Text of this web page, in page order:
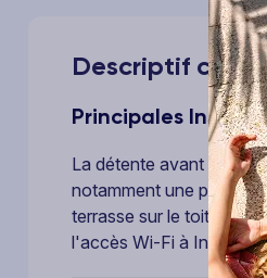
Descriptif
Principales
La détente avant tout !
notamment une piscine
terrasse sur le toit.
l'accès Wi-Fi à Internet